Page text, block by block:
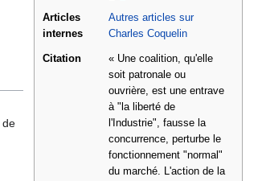
Articles
internes
Autres articles sur
Charles Coquelin
Citation
« Une coalition, qu'elle
soit patronale ou
ouvrière, est une entrave
à "la liberté de
l'Industrie", fausse la
concurrence, perturbe le
fonctionnement "normal"
du marché. L'action de la
de